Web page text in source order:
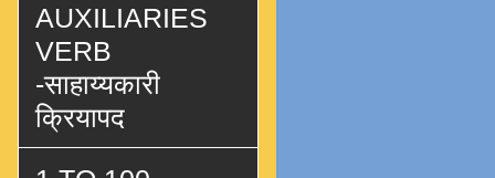
AUXILIARIES
VERB
-साहाय्यकारी
क्रियापद